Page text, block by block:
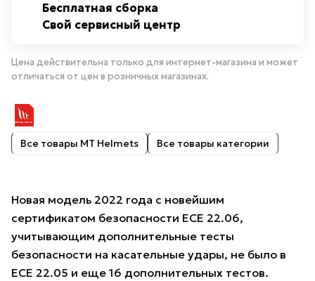
Бесплатная сборка
Свой сервисный центр
Цена действительна только для интернет-магазина и может
отличаться от цен в розничных магазинах.
Все товары MT Helmets Все товары категории
Новая модель 2022 года с новейшим
сертификатом безопасности ECE 22.06,
учитывающим дополнительные тесты
безопасности на касательные удары, не было в
ECE 22.05 и еще 16 дополнительных тестов.